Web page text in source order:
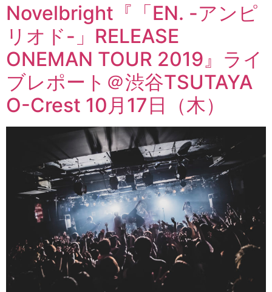
Novelbright『「EN. -アンピ
リオド-」RELEASE
ONEMAN TOUR 2019』ライ
ブレポート＠渋谷TSUTAYA
O-Crest 10月17日（木）